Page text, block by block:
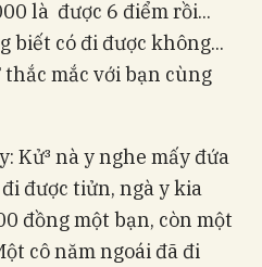
là được 6 điểm rồi...
biết có đi được không...
thắc mắc với bạn cùng
Kử³ nà y nghe mấy đứa
được tiửn, ngà y kia
đồng một bạn, còn một
cô năm ngoái đã đi